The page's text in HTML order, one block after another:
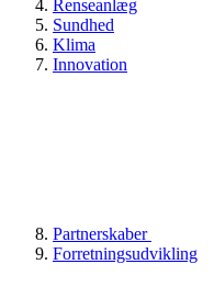
Renseanlæg
Sundhed
Klima
Innovation
Partnerskaber
Forretningsudvikling